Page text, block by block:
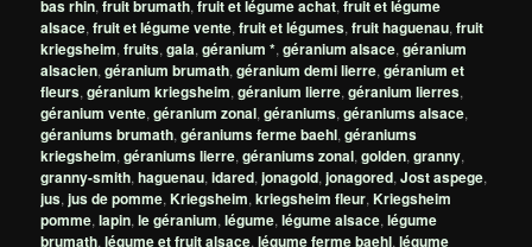
bas rhin,fruit brumath,fruit et légume achat,fruit et légume
alsace,fruit et légume vente,fruit et légumes,fruit haguenau,fruit
kriegsheim,fruits,gala,géranium *,géranium alsace,géranium
alsacien,géranium brumath,géranium demi lierre,géranium et
fleurs,géranium kriegsheim,géranium lierre,géranium lierres,
géranium vente,géranium zonal,géraniums,géraniums alsace,
géraniums brumath,géraniums ferme baehl,géraniums
kriegsheim,géraniums lierre,géraniums zonal,golden,granny,
granny-smith,haguenau,idared,jonagold,jonagored,Jost aspege,
jus,jus de pomme,Kriegsheim,kriegsheim fleur,Kriegsheim
pomme,lapin,le géranium,légume,légume alsace,légume
brumath,légume et fruit alsace,légume ferme baehl,légume